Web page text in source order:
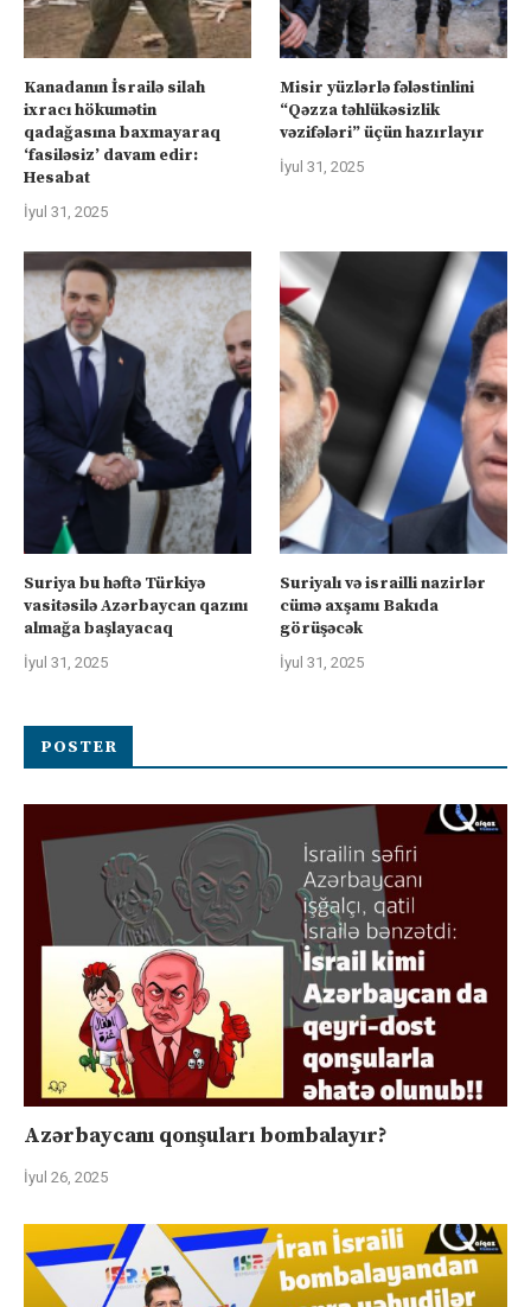
Kanadanın İsrailə silah
ixracı hökumətin
qadağasına baxmayaraq
‘fasiləsiz’ davam edir:
Hesabat
İyul 31, 2025
Misir yüzlərlə fələstinlini
“Qəzza təhlükəsizlik
vəzifələri” üçün hazırlayır
İyul 31, 2025
Suriya bu həftə Türkiyə
vasitəsilə Azərbaycan qazını
almağa başlayacaq
İyul 31, 2025
Suriyalı və israilli nazirlər
cümə axşamı Bakıda
görüşəcək
İyul 31, 2025
POSTER
Azərbaycanı qonşuları bombalayır?
İyul 26, 2025